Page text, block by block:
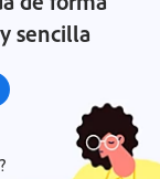
sencilla